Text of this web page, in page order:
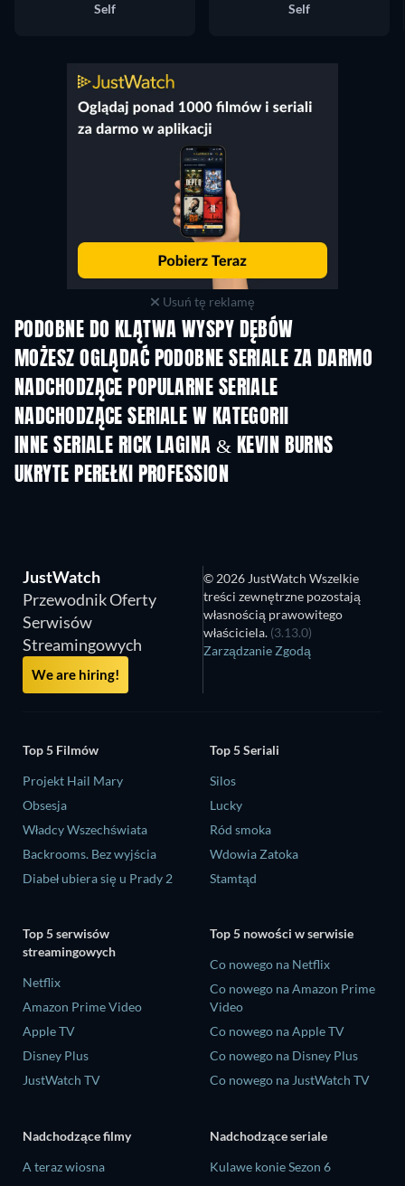
Self
Self
Usuń tę reklamę
PODOBNE DO KLĄTWA WYSPY DĘBÓW
TV TV
MOŻESZ OGLĄDAĆ PODOBNE SERIALE ZA DARMO
TV TV
NADCHODZĄCE POPULARNE SERIALE
TV TV
NADCHODZĄCE SERIALE W KATEGORII
Sezon 2 Sezon 1
INNE SERIALE RICK LAGINA & KEVIN BURNS
TV
UKRYTE PEREŁKI PROFESSION
TV
JustWatch
Przewodnik Oferty
Serwisów
Streamingowych
We are hiring!
© 2026 JustWatch Wszelkie
treści zewnętrzne pozostają
własnością prawowitego
właściciela. (3.13.0)
Zarządzanie Zgodą
Top 5 Filmów
Projekt Hail Mary
Obsesja
Władcy Wszechświata
Backrooms. Bez wyjścia
Diabeł ubiera się u Prady 2
Top 5 Seriali
Silos
Lucky
Ród smoka
Wdowia Zatoka
Stamtąd
Top 5 serwisów
streamingowych
Netflix
Amazon Prime Video
Apple TV
Disney Plus
JustWatch TV
Top 5 nowości w serwisie
Co nowego na Netflix
Co nowego na Amazon Prime
Video
Co nowego na Apple TV
Co nowego na Disney Plus
Co nowego na JustWatch TV
Nadchodzące filmy
A teraz wiosna
Nadchodzące seriale
Kulawe konie Sezon 6